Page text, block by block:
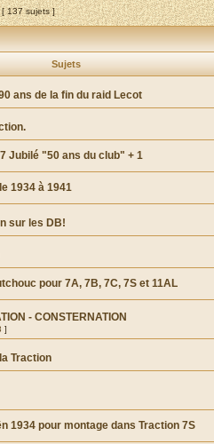
[ 137 sujets ]
Sujets
ans de la fin du raid Lecot
Jubilé "50 ans du club" + 1
1934 à 1941
sur les DB!
pour 7A, 7B, 7C, 7S et 11AL
- CONSTERNATION
]
Traction
1934 pour montage dans Traction 7S